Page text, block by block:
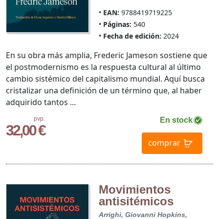
EAN: 9788419719225
Páginas: 540
Fecha de edición: 2024
pvp.
32,00 €
En stock
comprar
En su obra más amplia, Frederic Jameson sostiene que
el postmodernismo es la respuesta cultural al último
cambio sistémico del capitalismo mundial. Aquí busca
cristalizar una definición de un término que, al haber
adquirido tantos ...
Movimientos
antisitémicos
Arrighi, Giovanni Hopkins,